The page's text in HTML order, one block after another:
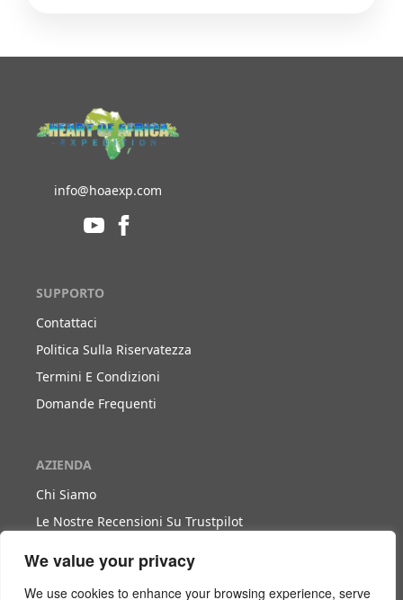
We value your privacy
We use cookies to enhance your browsing experience, serve
info@hoaexp.com
SUPPORTO
Contattaci
Politica Sulla Riservatezza
Termini E Condizioni
Domande Frequenti
AZIENDA
Chi Siamo
Le Nostre Recensioni Su Trustpilot